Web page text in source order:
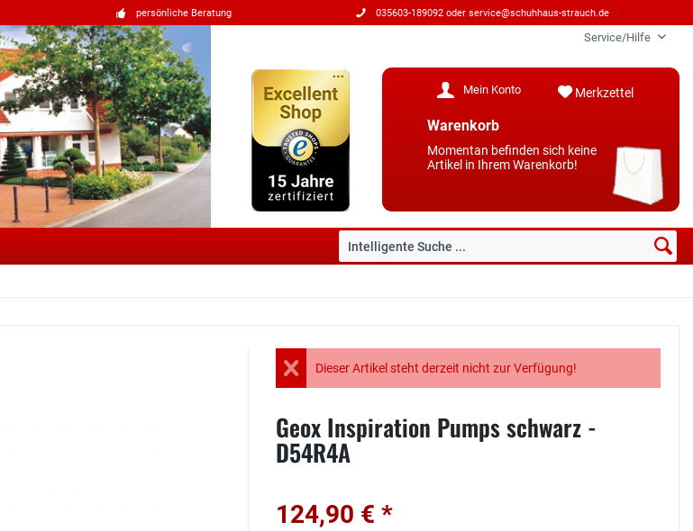
persönliche Beratung 035603-189092 oder service@schuhhaus-strauch.de
Service/Hilfe
Merkzettel
Mein Konto
Warenkorb
Momentan befinden sich keine
Artikel in Ihrem Warenkorb!
Dieser Artikel steht derzeit nicht zur Verfügung!
Geox Inspiration Pumps schwarz -
D54R4A
124,90 € *